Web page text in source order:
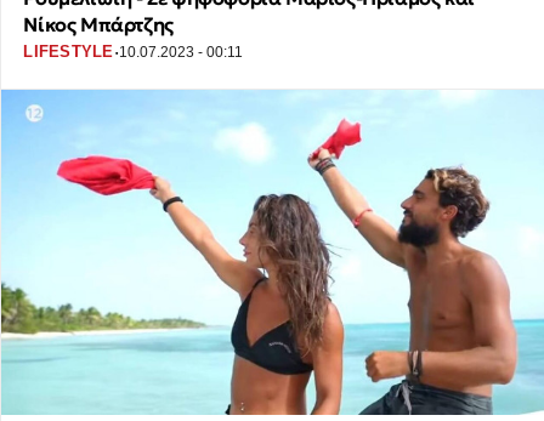
Νίκος Μπάρτζης
LIFESTYLE·10.07.2023 - 00:11